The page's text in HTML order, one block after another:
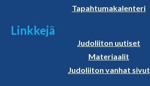
Tapahtumakalenteri
Linkkejä
Judoliiton uutiset
Materiaalit
Judoliiton vanhat sivut